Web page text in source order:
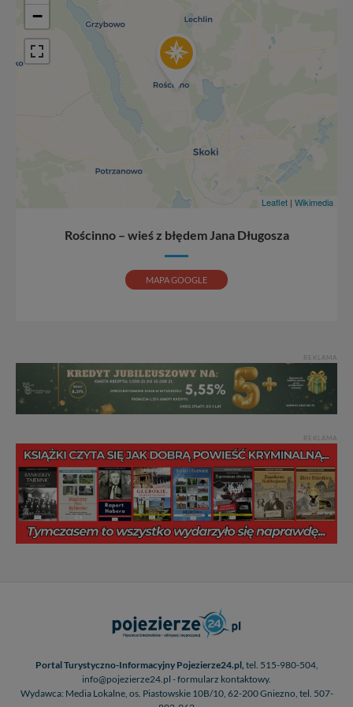
−
Leaflet | Wikimedia
Rościnno – wieś z błędem Jana Długosza
MAPA GOOGLE
REKLAMA
REKLAMA
Portal Turystyczno-Informacyjny Pojezierze24.pl, tel. 515-980-504,
info@pojezierze24.pl - formularz kontaktowy.
Wydawca: Media Lokalne, os. Piastowskie 10B/10, 62-200 Gniezno, tel. 507-